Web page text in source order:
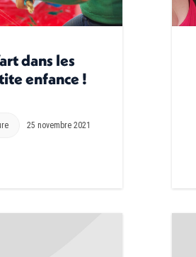
dans les
enfance !
25 novembre 2021